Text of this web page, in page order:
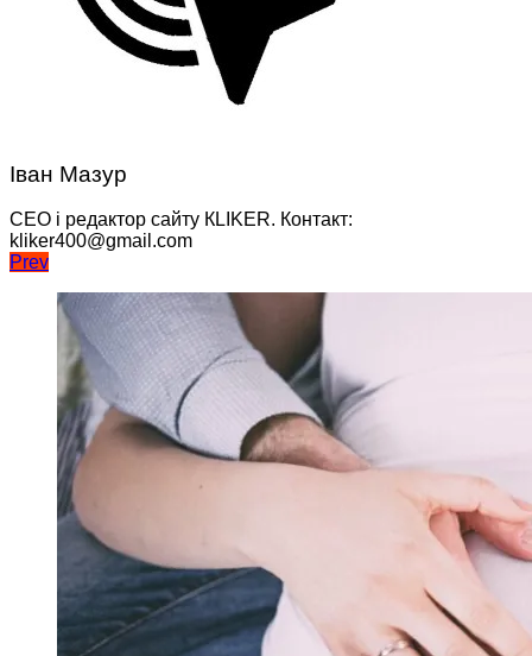
Іван Мазур
CEO і редактор сайту КLIKER. Контакт:
kliker400@gmail.com
Навігація
записів
Prev